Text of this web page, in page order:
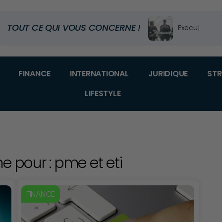
TOUT CE QUI VOUS CONCERNE ! Executive
Code
Dans quel
FINANCE INTERNATIONAL JURIDIQUE
LIFESTYLE
pour : pme et eti
FINANCE